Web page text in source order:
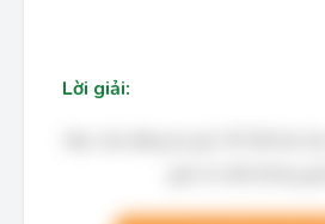
Lời giải: